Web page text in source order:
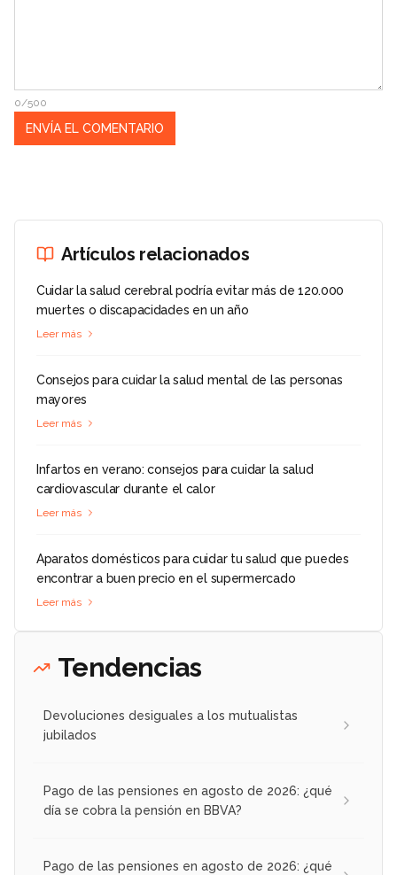
0/500
Artículos relacionados
Cuidar la salud cerebral podría evitar más de 120.000
muertes o discapacidades en un año
Leer más
Consejos para cuidar la salud mental de las personas
mayores
Leer más
Infartos en verano: consejos para cuidar la salud
cardiovascular durante el calor
Leer más
Aparatos domésticos para cuidar tu salud que puedes
encontrar a buen precio en el supermercado
Leer más
Tendencias
Devoluciones desiguales a los mutualistas
jubilados
Pago de las pensiones en agosto de 2026: ¿qué
día se cobra la pensión en BBVA?
Pago de las pensiones en agosto de 2026: ¿qué